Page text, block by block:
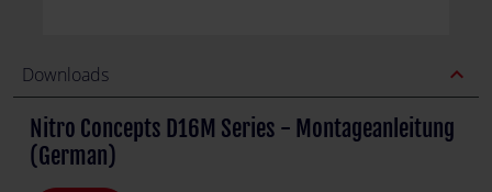
Downloads expand_less
Nitro Concepts D16M Series - Montageanleitung
(German)